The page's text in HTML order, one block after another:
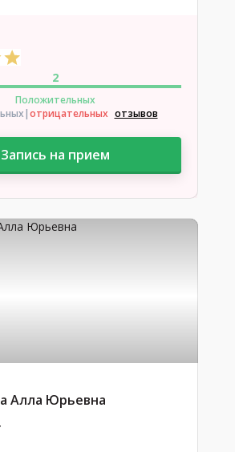
2
Положительных
|отрицательных отзывов
Запись на прием
Алла Юрьевна